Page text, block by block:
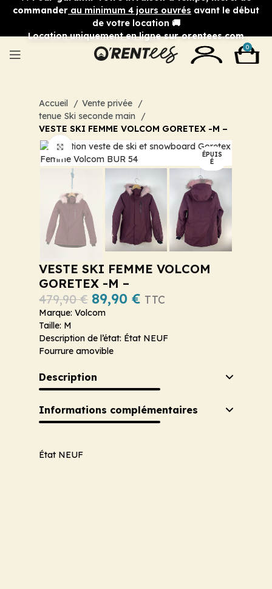
commander au minimum 4 jours ouvrés avant le début
de votre location 🚚
Location uniquement en lignesur orentees.com
0
Accueil
Vente privée
tenue Ski seconde main
VESTE SKI FEMME VOLCOM GORETEX -M –
ÉPUIS
É
Cliquez pour agrandir
VESTE SKI FEMME VOLCOM
GORETEX -M –
479,90€ 89,90 € TTC
Marque: Volcom
Taille: M
Description de l’état: État NEUF
Fourrure amovible
Description
Informations complémentaires
État NEUF